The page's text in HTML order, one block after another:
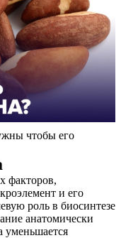
чтобы его
факторов,
и его
роль в биосинтезе
анатомически
уменьшается